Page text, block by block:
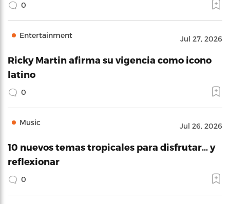
0
Entertainment Jul 27, 2026
Ricky Martin afirma su vigencia como icono
latino
0
Music Jul 26, 2026
10 nuevos temas tropicales para disfrutar… y
reflexionar
0